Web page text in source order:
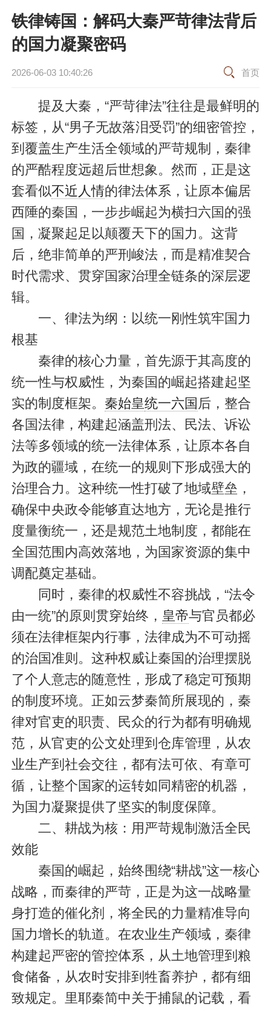
铁律铸国：解码大秦严苛律法背后
的国力凝聚密码
2026-06-03 10:40:26 首页
提及大秦，“严苛律法”往往是最鲜明的
标签，从“男子无故落泪受罚”的细密管控，
到覆盖生产生活全领域的严苛规制，秦律
的严酷程度远超后世想象。然而，正是这
套看似不近人情的律法体系，让原本偏居
西陲的秦国，一步步崛起为横扫六国的强
国，凝聚起足以颠覆天下的国力。这背
后，绝非简单的严刑峻法，而是精准契合
时代需求、贯穿国家治理全链条的深层逻
辑。
一、律法为纲：以统一刚性筑牢国力
根基
秦律的核心力量，首先源于其高度的
统一性与权威性，为秦国的崛起搭建起坚
实的制度框架。 秦始皇统一六国 后，整合
各国法律，构建起涵盖刑法、民法、诉讼
法等多领域的统一法律体系，让原本各自
为政的疆域，在统一的规则下形成强大的
治理合力。这种统一性打破了地域壁垒，
确保中央政令能够直达地方，无论是推行
度量衡统一，还是规范土地制度，都能在
全国范围内高效落地，为国家资源的集中
调配奠定基础。
同时，秦律的权威性不容挑战，“法令
由一统”的原则贯穿始终， 皇帝与官员都必
须在法律框架内行事，法律成为不可动摇
的治国准则。这种权威让秦国的治理摆脱
了个人意志的随意性，形成了稳定可预期
的制度环境。正如云梦秦简所展现的，秦
律对官吏的职责、民众的行为都有明确规
范，从官吏的公文处理到仓库管理，从农
业生产到社会交往，都有法可依、有章可
循，让整个国家的运转如同精密的机器，
为国力凝聚提供了坚实的制度保障。
二、耕战为核：用严苛规制激活全民
效能
秦国的崛起，始终围绕“耕战”这一核心
战略，而秦律的严苛，正是为这一战略量
身打造的催化剂，将全民的力量精准导向
国力增长的轨道。在农业生产领域，秦律
构建起严密的管控体系，从土地管理到粮
食储备，从农时安排到牲畜养护，都有细
致规定。里耶秦简中关于捕鼠的记载，看